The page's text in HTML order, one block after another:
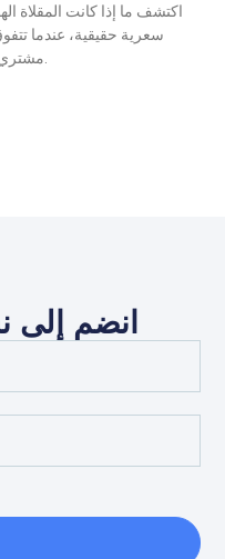
سعرية حقيقية، عندما
انضم إلى